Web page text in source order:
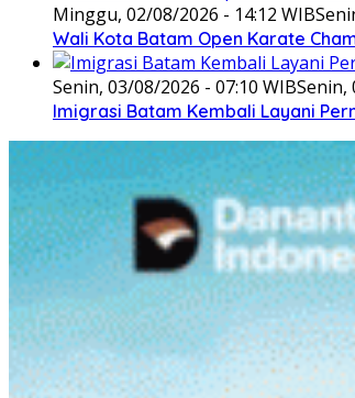
Minggu, 02/08/2026 - 14:12 WIB
Wali Kota Batam Open Karate
Senin, 03/08/2026 - 07:10 WIBSenin,
Imigrasi Batam Kembali Layani